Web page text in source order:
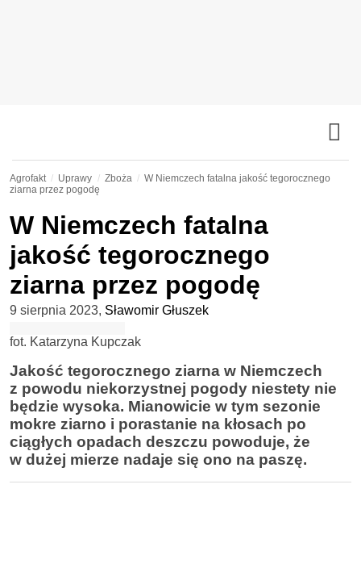
Agrofakt Uprawy Zboża
W Niemczech fatalna jakość tegorocznego
ziarna przez pogodę
W Niemczech fatalna
jakość tegorocznego
ziarna przez pogodę
9 sierpnia 2023, Sławomir Głuszek
fot. Katarzyna Kupczak
Jakość tegorocznego ziarna w Niemczech
z powodu niekorzystnej pogody niestety nie
będzie wysoka. Mianowicie w tym sezonie
mokre ziarno i porastanie na kłosach po
ciągłych opadach deszczu powoduje, że
w dużej mierze nadaje się ono na paszę.